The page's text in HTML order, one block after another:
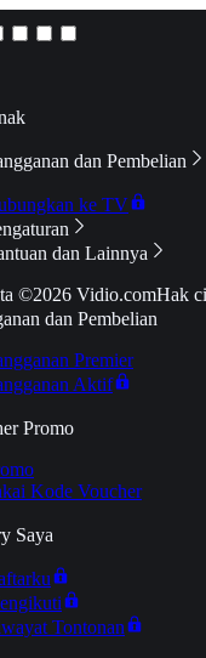
dan Pembelian
ke TV
dan Lainnya
©2026 Vidio.comHak
dan Pembelian
Premier
Aktif
Promo
Kode Voucher
Saya
Tontonan